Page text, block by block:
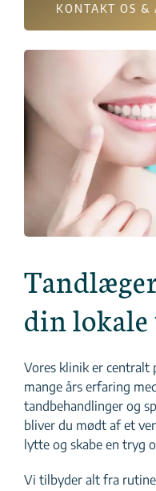
KONTAKT OS &
din
Vores klinik er centralt
mange års erfaring
tandbehandlinger og
bliver du mødt af et
lytte og skabe en tryg
Vi tilbyder alt fra